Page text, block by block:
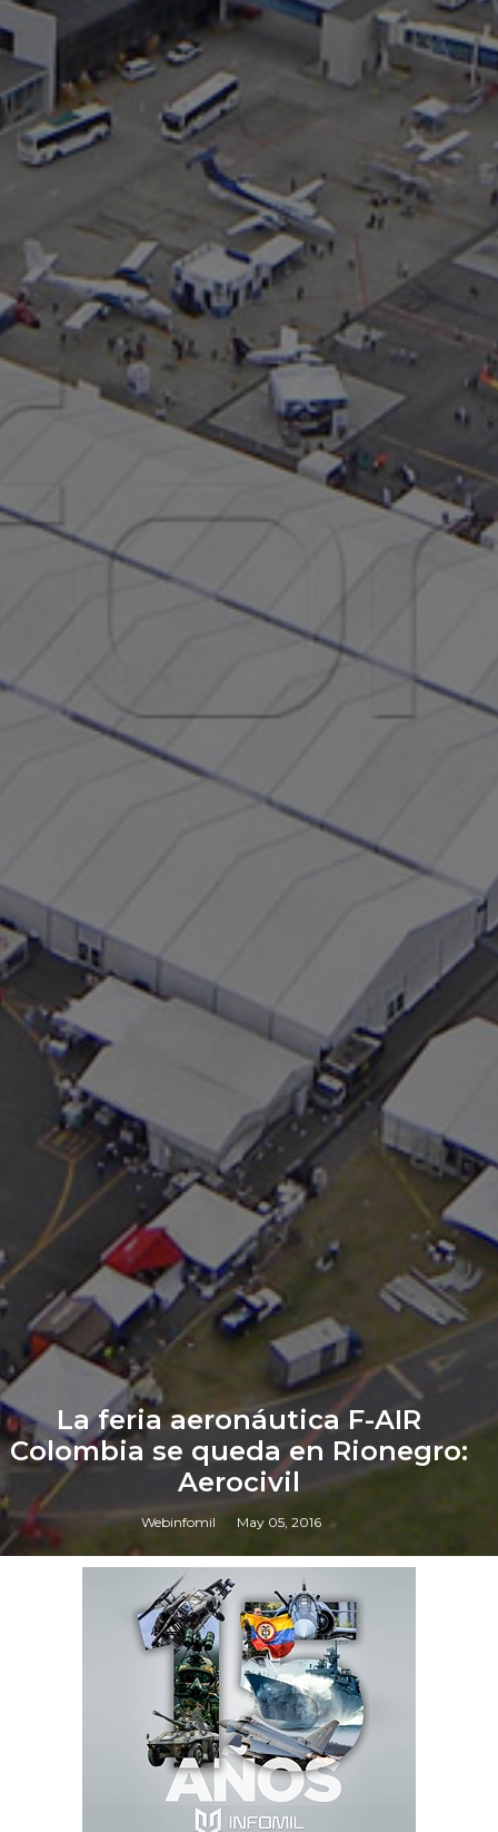
La feria aeronáutica F-AIR
Colombia se queda en Rionegro:
Aerocivil
Webinfomil May 05, 2016